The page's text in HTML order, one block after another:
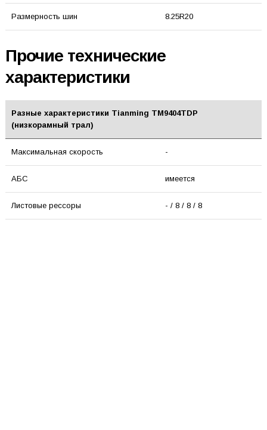
Размерность шин 8.25R20
Прочие технические
характеристики
Разные характеристики Tianming TM9404TDP
(низкорамный трал)
Максимальная скорость -
АБС имеется
Листовые рессоры - / 8 / 8 / 8